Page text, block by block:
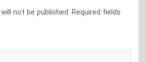
not be published. Required fields